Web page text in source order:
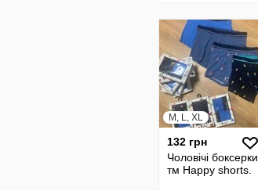
M, L, XL
132 грн
Чоловічі боксерки
тм Happy shorts.